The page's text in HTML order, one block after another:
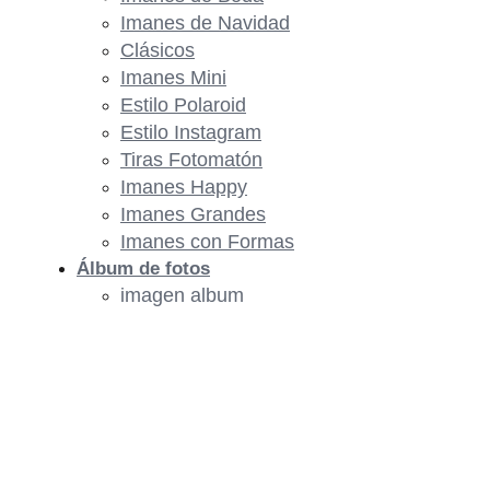
Imanes de Navidad
Clásicos
Imanes Mini
Estilo Polaroid
Estilo Instagram
Tiras Fotomatón
Imanes Happy
Imanes Grandes
Imanes con Formas
Álbum de fotos
imagen album